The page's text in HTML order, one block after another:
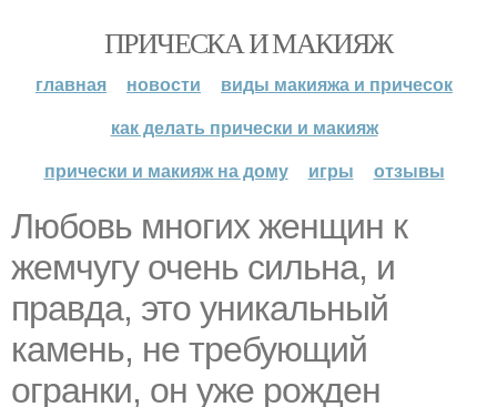
ПРИЧЕСКА И МАКИЯЖ
главная новости
виды макияжа и причесок
как делать прически и макияж
прически и макияж на дому
игры отзывы
Любовь многих женщин к
жемчугу очень сильна, и
правда, это уникальный
камень, не требующий
огранки, он уже рожден